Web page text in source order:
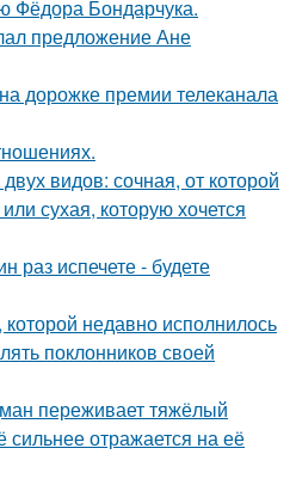
Фёдора Бондарчука.
предложение Ане
дорожке премии телеканала
видов: сочная, от которой
сухая, которую хочется
раз испечете - будете
недавно исполнилось
поклонников своей
переживает тяжёлый
сильнее отражается на её